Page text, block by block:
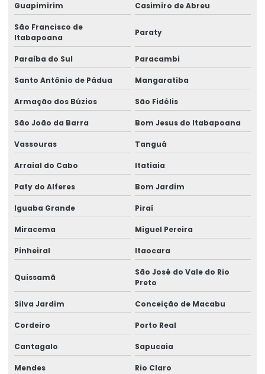
Consultoria e assessoria técnica
Consultoria em assistência técnica pericial
Consultoria em ergonomia
Consultoria em gestão de riscos
Consultoria em gestão de segurança no trabalho
Consultoria em higiene ocupacional
Consultoria em ler dort
Consultoria em medicina e segurança do trabalho
Consultoria em redução risco trabalhista
Consultoria em segurança do trabalho
Consultoria e treinamentos em ergonomia
Contestação de ntep
Elaboração de laudos de insalubridade
Guapimirim Casimiro de Abreu
São Francisco de
Itabapoana
Paraty
Paraíba do Sul Paracambi
Santo Antônio de Pádua Mangaratiba
Armação dos Búzios São Fidélis
São João da Barra Bom Jesus do Itabapoana
Vassouras Tanguá
Arraial do Cabo Itatiaia
Paty do Alferes Bom Jardim
Iguaba Grande Piraí
Miracema Miguel Pereira
Pinheiral Itaocara
Quissamã
São José do Vale do Rio
Preto
Silva Jardim Conceição de Macabu
Cordeiro Porto Real
Cantagalo Sapucaia
Mendes Rio Claro